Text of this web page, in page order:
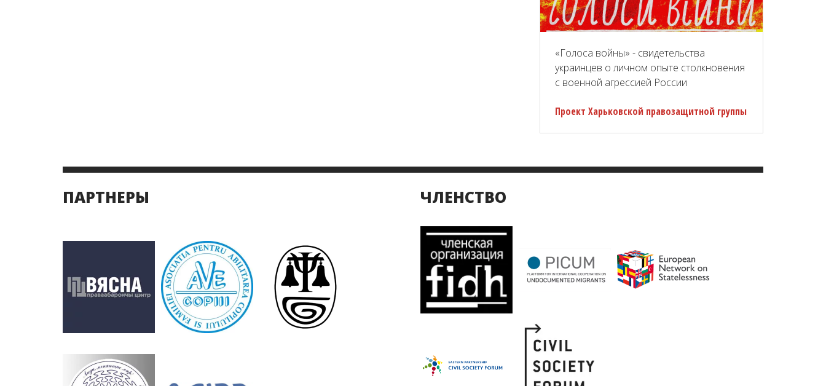
«Голоса войны» - свидетельства
украинцев о личном опыте столкновения
с военной агрессией России
Проект Харьковской правозащитной группы
ПАРТНЕРЫ ЧЛЕНСТВО